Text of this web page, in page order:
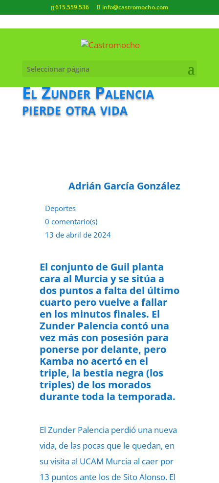
615.559.536 info@castromocho.com
Seleccionar página
El Zunder Palencia
pierde otra vida
Adrián García González
Deportes
0 comentario(s)
13 de abril de 2024
El conjunto de Guil planta
cara al Murcia y se sitúa a
dos puntos a falta del último
cuarto pero vuelve a fallar
en los minutos finales. El
Zunder Palencia contó una
vez más con posesión para
ponerse por delante, pero
Kamba no acertó en el
triple, la bestia negra (los
triples) de los morados
durante toda la temporada.
El Zunder Palencia perdió una nueva
vida, de las pocas que le quedan, en
su visita al UCAM Murcia al caer por
13 puntos ante los de Sito Alonso. El